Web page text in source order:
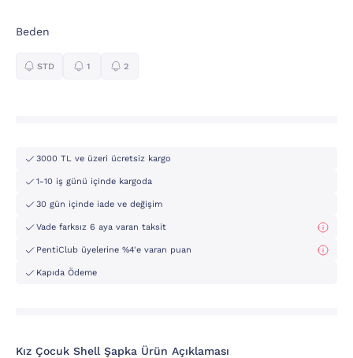
Beden
STD 1 2
3000 TL ve üzeri ücretsiz kargo
1-10 iş günü içinde kargoda
30 gün içinde iade ve değişim
Vade farksız 6 aya varan taksit
PentiClub üyelerine %4'e varan puan
Kapıda Ödeme
Kız Çocuk Shell Şapka Ürün Açıklaması